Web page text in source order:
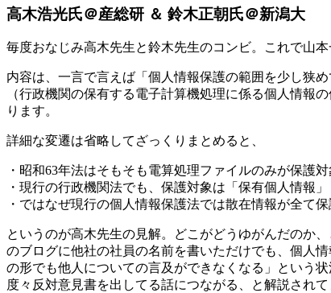
高木浩光氏＠産総研 ＆ 鈴木正朝氏＠新潟大
毎度おなじみ高木先生と鈴木先生のコンビ。これで山
内容は、一言で言えば「個人情報保護の範囲を少し狭
（行政機関の保有する電子計算機処理に係る個人情報
ります。
詳細な変遷は省略してざっくりまとめると、
・昭和63年法はそもそも電算処理ファイルのみが保護対
・現行の行政機関法でも、保護対象は「保有個人情報
・ではなぜ現行の個人情報保護法では散在情報が全て
というのが高木先生の見解。どこがどうゆがんだのか
のブログに他社の社員の名前を書いただけでも、個人
の形でも他人についての言及ができなくなる」という
度々反対意見書を出してる話につながる、と解説されて